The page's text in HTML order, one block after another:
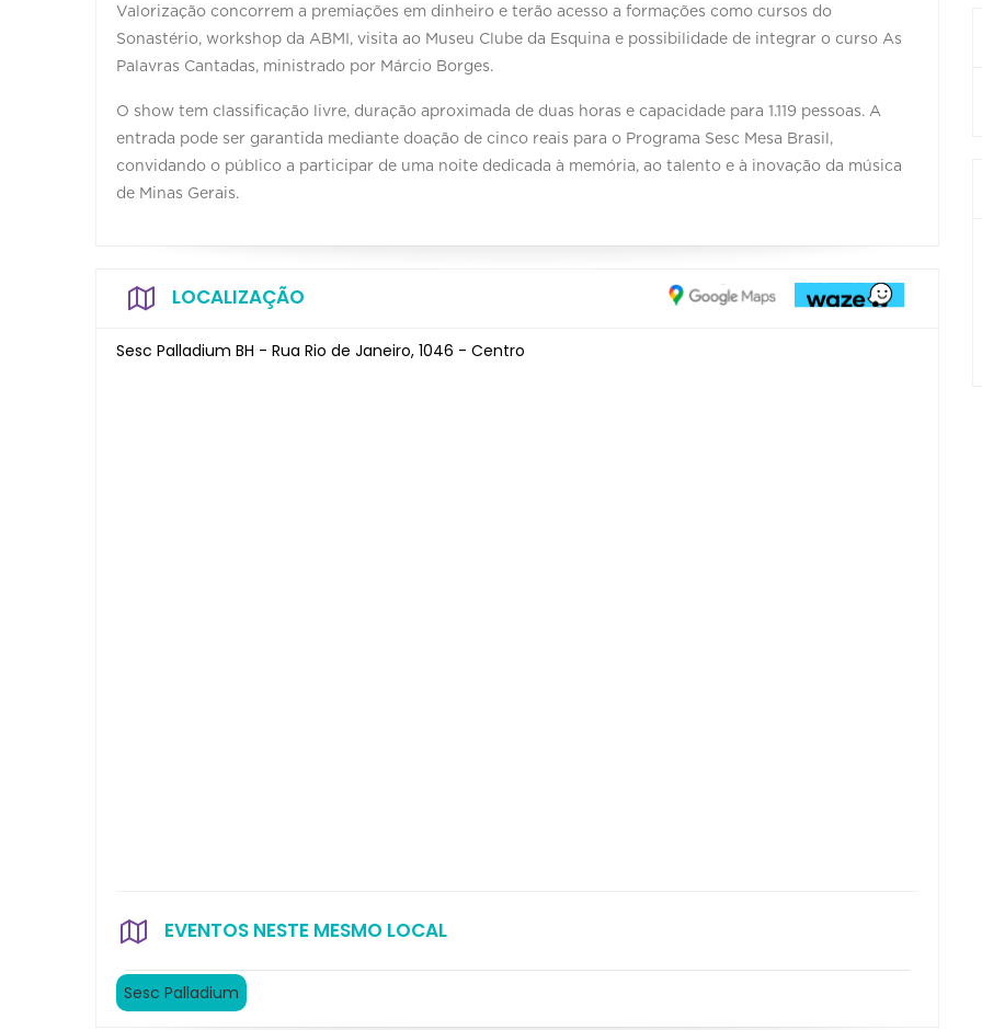
Valorização concorrem a premiações em dinheiro e terão acesso a formações como cursos do
Sonastério, workshop da ABMI, visita ao Museu Clube da Esquina e possibilidade de integrar o curso As
Palavras Cantadas, ministrado por Márcio Borges.
O show tem classificação livre, duração aproximada de duas horas e capacidade para 1.119 pessoas. A
entrada pode ser garantida mediante doação de cinco reais para o Programa Sesc Mesa Brasil,
convidando o público a participar de uma noite dedicada à memória, ao talento e à inovação da música
de Minas Gerais.
LOCALIZAÇÃO
Sesc Palladium BH - Rua Rio de Janeiro, 1046 - Centro
EVENTOS NESTE MESMO LOCAL
Sesc Palladium